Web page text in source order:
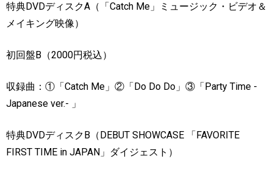
特典DVDディスクA （「Catch Me 」ミュージック・ビデオ＆
メイキング映像）
初回盤B （2000円税込）
収録曲：①「Catch Me 」②「Do Do Do 」③「Party Time -
Japanese ver.- 」
特典DVDディスクB （DEBUT SHOWCASE 「FAVORITE
FIRST TIME in JAPAN 」ダイジェスト）